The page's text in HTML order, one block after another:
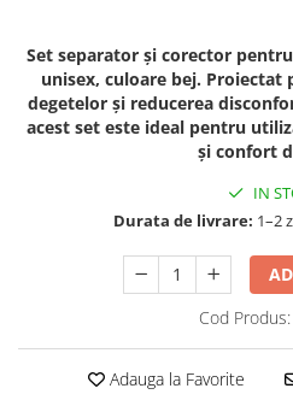
Set separator și corector
unisex, culoare bej. Proiectat
degetelor și reducerea
acest set este ideal pentru
și confort
IN
Durata de livrare: 1–2
Cod Produs:
Adauga la Favorite